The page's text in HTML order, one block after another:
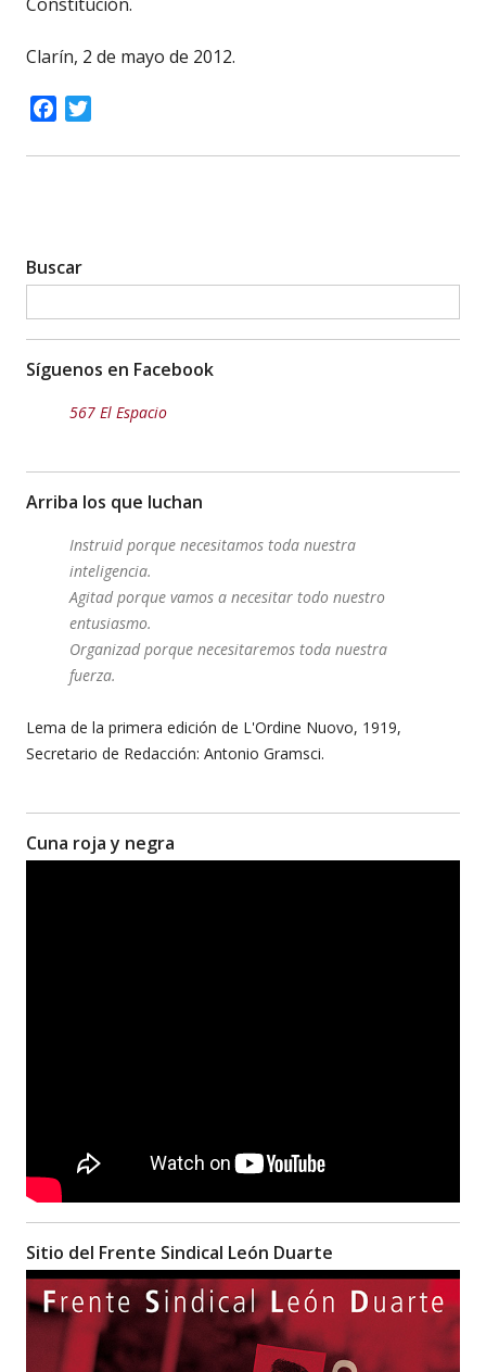
Clarín, 2 de mayo de 2012.
Facebook
Buscar
Síguenos en Facebook
567 El Espacio
Arriba los que luchan
Instruid porque necesitamos toda nuestra
inteligencia.
Agitad porque vamos a necesitar todo nuestro
entusiasmo.
Organizad porque necesitaremos toda nuestra
fuerza.
Lema de la primera edición de L'Ordine Nuovo, 1919,
Secretario de Redacción: Antonio Gramsci.
Cuna roja y negra
Sitio del Frente Sindical León Duarte